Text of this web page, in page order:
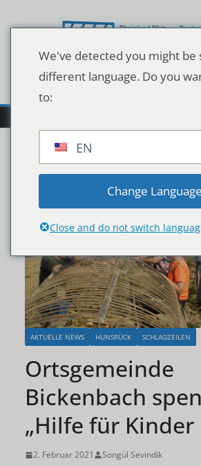
Inhalt
AKTUELLE NEWS HUNSRÜCK SCHLAGZEILEN
Ortsgemeinde
Bickenbach
„Hilfe für Kinder
2. Februar 2021 Songül Sevindik
We've detected you might be
different language. Do you
to:
EN
Change Language
Close and do not switch